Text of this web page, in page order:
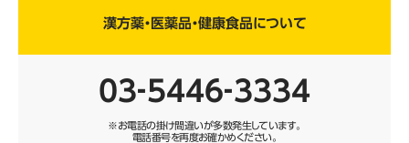
漢方薬・医薬品・健康食品について
03‐5446‐3334
※お電話の掛け間違いが多数発生しています。
電話番号を再度お確かめください。